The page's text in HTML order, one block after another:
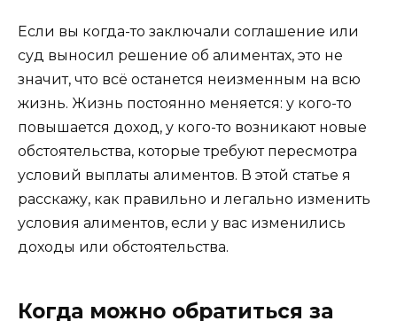
Если вы когда-то заключали соглашение или
суд выносил решение об алиментах, это не
значит, что всё останется неизменным на всю
жизнь. Жизнь постоянно меняется: у кого-то
повышается доход, у кого-то возникают новые
обстоятельства, которые требуют пересмотра
условий выплаты алиментов. В этой статье я
расскажу, как правильно и легально изменить
условия алиментов, если у вас изменились
доходы или обстоятельства.
Когда можно обратиться за